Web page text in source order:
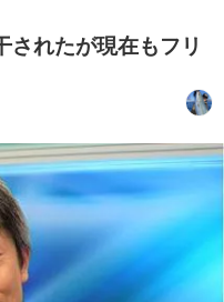
されたが現在もフリ